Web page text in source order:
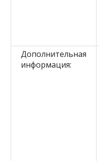
Дополнительная
информация: